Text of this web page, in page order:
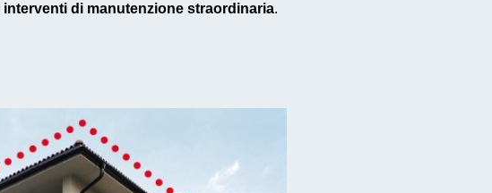
interventi di manutenzione straordinaria.